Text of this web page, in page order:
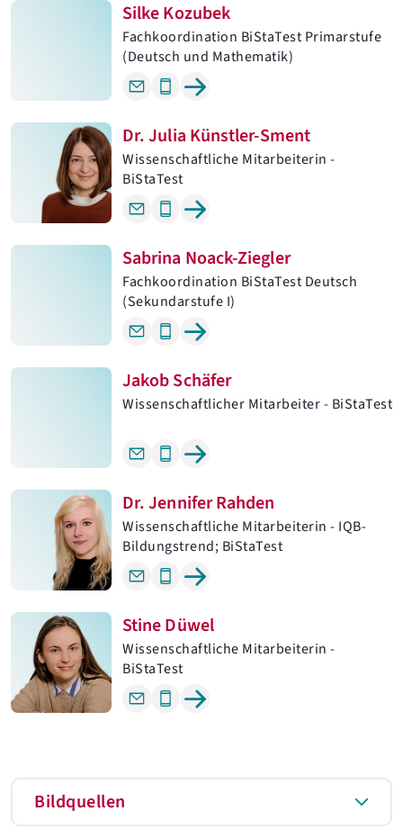
Silke Kozubek
Fachkoordination BiStaTest Primarstufe
(Deutsch und Mathematik)
Dr. Julia Künstler-Sment
Wissenschaftliche Mitarbeiterin -
BiStaTest
Sabrina Noack-Ziegler
Fachkoordination BiStaTest Deutsch
(Sekundarstufe I)
Jakob Schäfer
Wissenschaftlicher Mitarbeiter - BiStaTest
Dr. Jennifer Rahden
Wissenschaftliche Mitarbeiterin - IQB-
Bildungstrend; BiStaTest
Stine Düwel
Wissenschaftliche Mitarbeiterin -
BiStaTest
Bildquellen